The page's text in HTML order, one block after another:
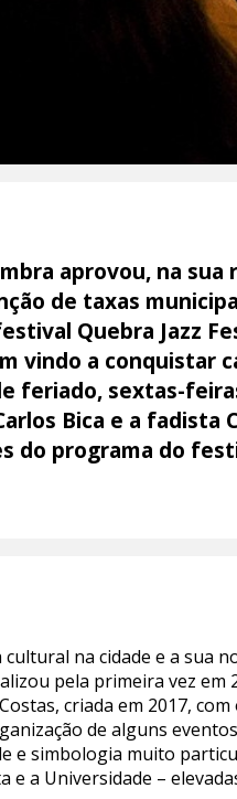
aprovou, na
de taxas
Quebra Jazz
vindo a conquistar
feriado, sextas-
Bica e a
do programa do
na cidade e a sua
pela primeira vez
criada em 2017,
de alguns
e simbologia muito
a Universidade –